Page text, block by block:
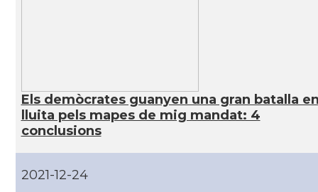
CAMON Catalans a Maine, USA
CAMON Catalans a MIAMI
Els demòcrates guanyen una gran batalla
lluita pels mapes de mig mandat: 4
conclusions
2021-12-24